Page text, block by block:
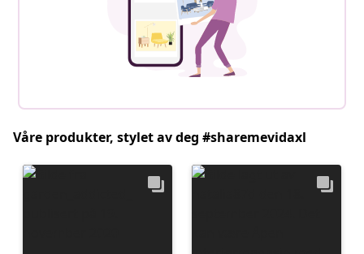
Våre produkter, stylet av deg #sharemevidaxl